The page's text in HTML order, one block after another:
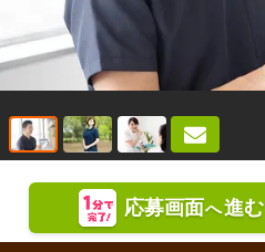
応募画面へ進む